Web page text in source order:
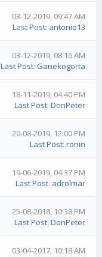
03-12-2019, 09:47 AM
Last Post: antonio13
03-12-2019, 08:16 AM
Last Post: Ganekogorta
18-11-2019, 04:40 PM
Last Post:DonPeter
20-08-2019, 12:00 PM
Last Post:ronin
19-06-2019, 04:37 PM
Last Post: adrolmar
25-08-2018, 10:38 PM
Last Post:DonPeter
03-04-2017, 10:18 AM